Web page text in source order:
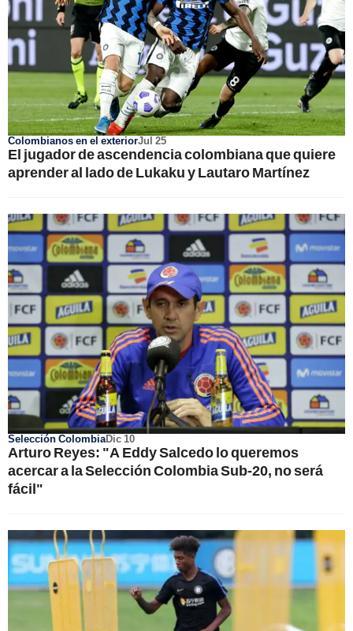
Colombianos en el exteriorJul 25
El jugador de ascendencia colombiana que quiere
aprender al lado de Lukaku y Lautaro Martínez
Selección ColombiaDic 10
Arturo Reyes: "A Eddy Salcedo lo queremos
acercar a la Selección Colombia Sub-20, no será
fácil"